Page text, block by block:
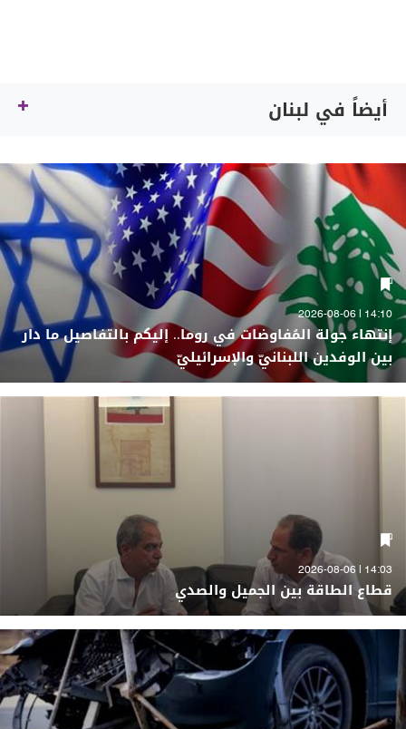
أيضاً في لبنان
14:10 | 2026-08-06
إنتهاء جولة المُفاوضات في روما.. إليكم بالتفاصيل ما دار
بين الوفدين اللبنانيّ والإسرائيليّ
14:03 | 2026-08-06
قطاع الطاقة بين الجميل والصدي